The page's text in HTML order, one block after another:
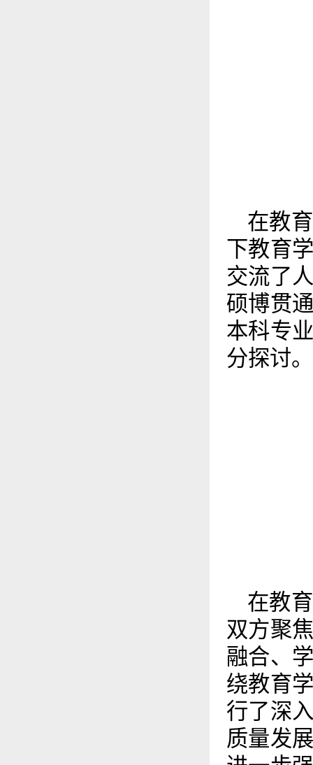
在教
下教育
交流了
硕博贯
本科专
分探讨。
在教
双方聚
融合、
绕教育
行了深
质量发